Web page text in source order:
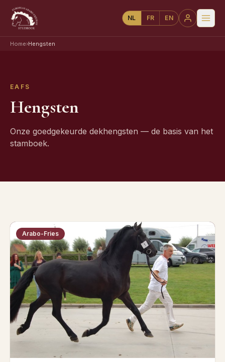
NL FR EN
Home›Hengsten
EAFS
Hengsten
Onze goedgekeurde dekhengsten — de basis van het
stamboek.
Arabo-Fries